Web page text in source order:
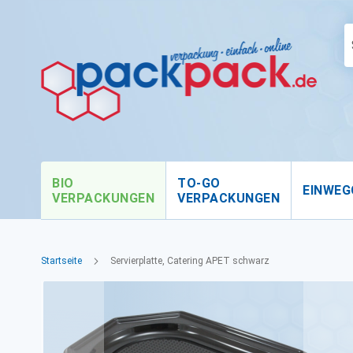
BIO
VERPACKUNGEN
TO-GO
VERPACKUNGEN
Startseite Servierplatte, Catering APET schwarz
Bildgalerie